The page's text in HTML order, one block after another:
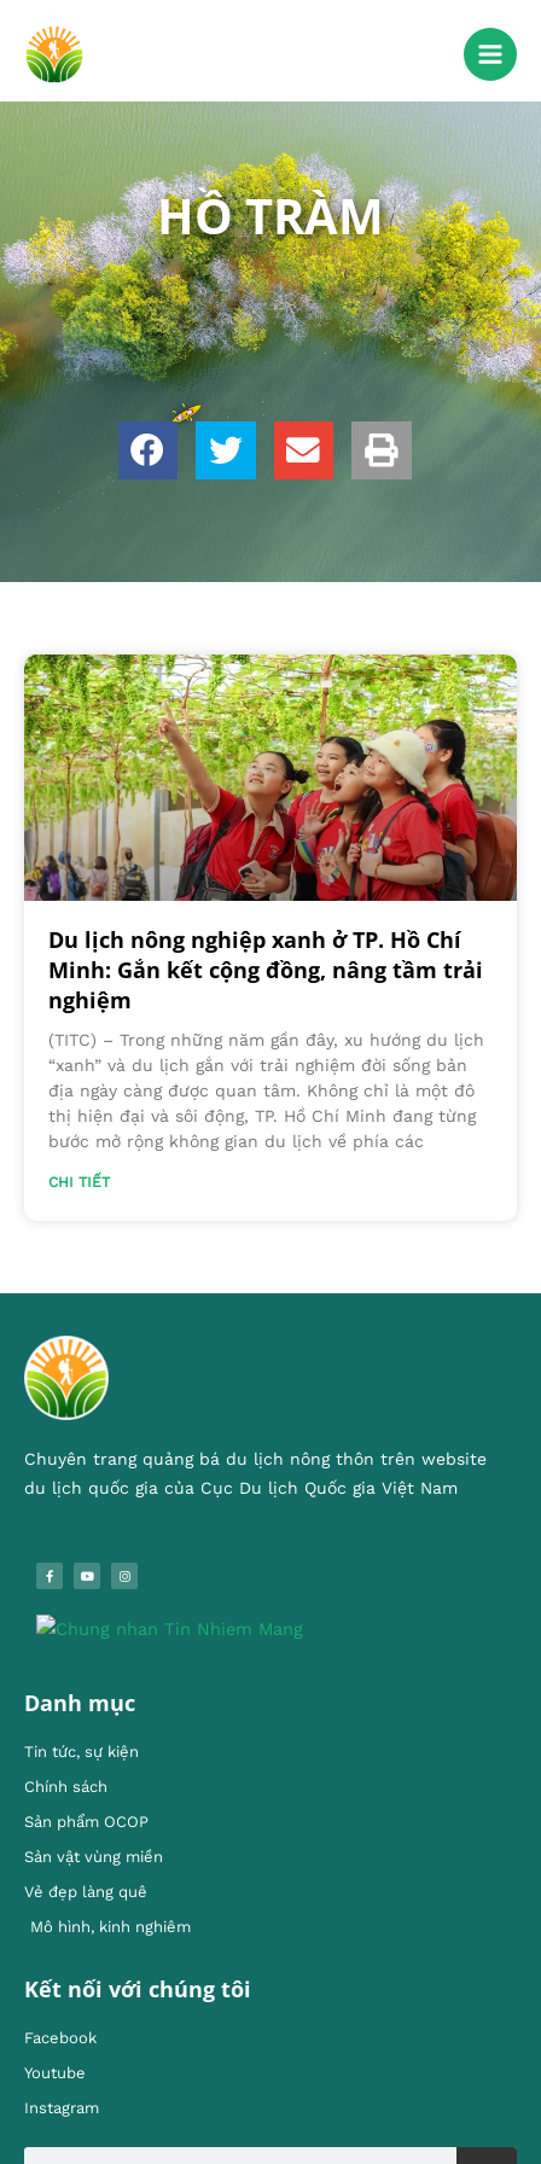
HỒ TRÀM
Du lịch nông nghiệp xanh ở TP. Hồ Chí
Minh: Gắn kết cộng đồng, nâng tầm trải
nghiệm
(TITC) – Trong những năm gần đây, xu hướng du lịch
“xanh” và du lịch gắn với trải nghiệm đời sống bản
địa ngày càng được quan tâm. Không chỉ là một đô
thị hiện đại và sôi động, TP. Hồ Chí Minh đang từng
bước mở rộng không gian du lịch về phía các
CHI TIẾT
Chuyên trang quảng bá du lịch nông thôn trên website
du lịch quốc gia của Cục Du lịch Quốc gia Việt Nam
Danh mục
Tin tức, sự kiện
Chính sách
Sản phẩm OCOP
Sản vật vùng miền
Vẻ đẹp làng quê
Mô hình, kinh nghiêm
Kết nối với chúng tôi
Facebook
Youtube
Instagram